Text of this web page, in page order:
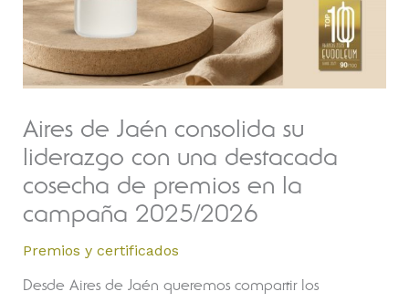
Aires de Jaén consolida su
liderazgo con una destacada
cosecha de premios en la
campaña 2025/2026
Premios y certificados
Desde Aires de Jaén queremos compartir los